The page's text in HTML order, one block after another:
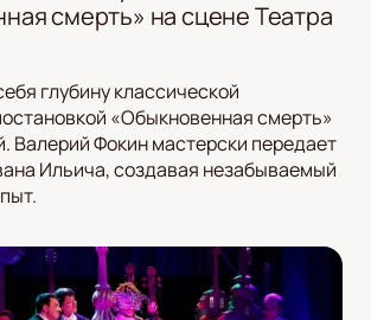
смерть» на сцене Театра
глубину классической
«Обыкновенная смерть»
Валерий Фокин мастерски передает
Ильича, создавая незабываемый